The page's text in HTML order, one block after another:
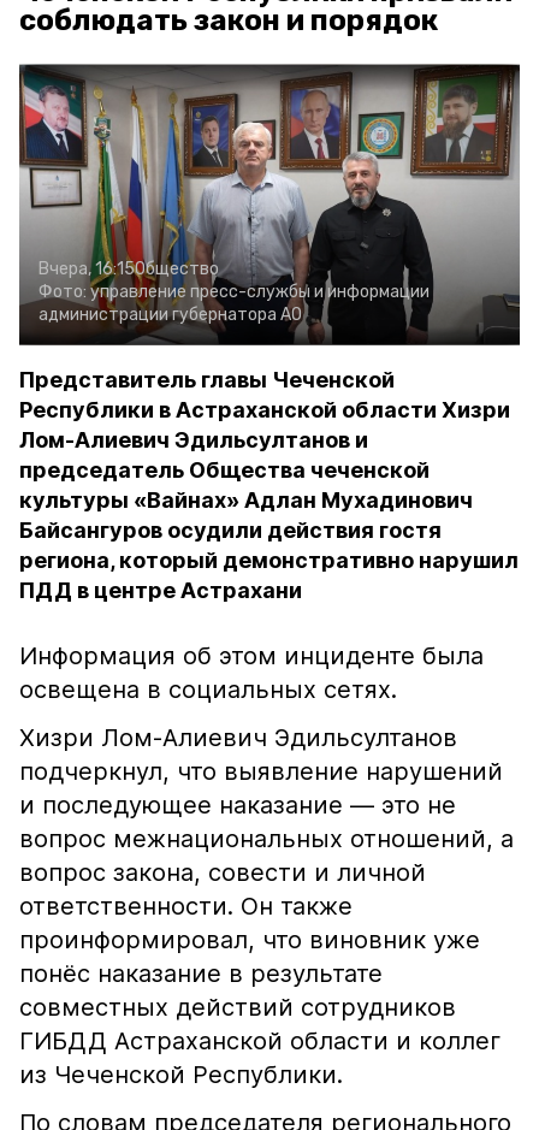
соблюдать закон и порядок
Вчера, 16:15Общество
Фото: управление пресс-службы и информации
администрации губернатора АО
Представитель главы Чеченской
Республики в Астраханской области Хизри
Лом-Алиевич Эдильсултанов и
председатель Общества чеченской
культуры «Вайнах» Адлан Мухадинович
Байсангуров осудили действия гостя
региона, который демонстративно нарушил
ПДД в центре Астрахани
Информация об этом инциденте была
освещена в социальных сетях.
Хизри Лом-Алиевич Эдильсултанов
подчеркнул, что выявление нарушений
и последующее наказание — это не
вопрос межнациональных отношений, а
вопрос закона, совести и личной
ответственности. Он также
проинформировал, что виновник уже
понёс наказание в результате
совместных действий сотрудников
ГИБДД Астраханской области и коллег
из Чеченской Республики.
По словам председателя регионального